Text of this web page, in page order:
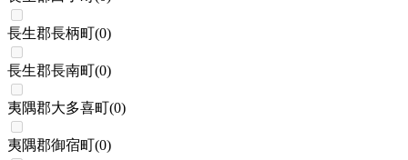
長生郡長柄町(0)
長生郡長南町(0)
夷隅郡大多喜町(0)
夷隅郡御宿町(0)